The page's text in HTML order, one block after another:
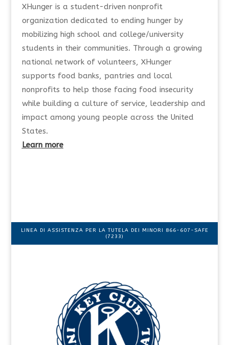
XHunger is a student-driven nonprofit
organization dedicated to ending hunger by
mobilizing high school and college/university
students in their communities. Through a growing
national network of volunteers, XHunger
supports food banks, pantries and local
nonprofits to help those facing food insecurity
while building a culture of service, leadership and
impact among young people across the United
States.
Learn more
LINEA DI ASSISTENZA PER LA TUTELA DEI MINORI 866-607-SAFE
(7233)